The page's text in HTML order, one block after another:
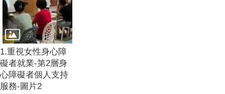
1.重視女性身心障
礙者就業-第2層身
心障礙者個人支持
服務-圖片2